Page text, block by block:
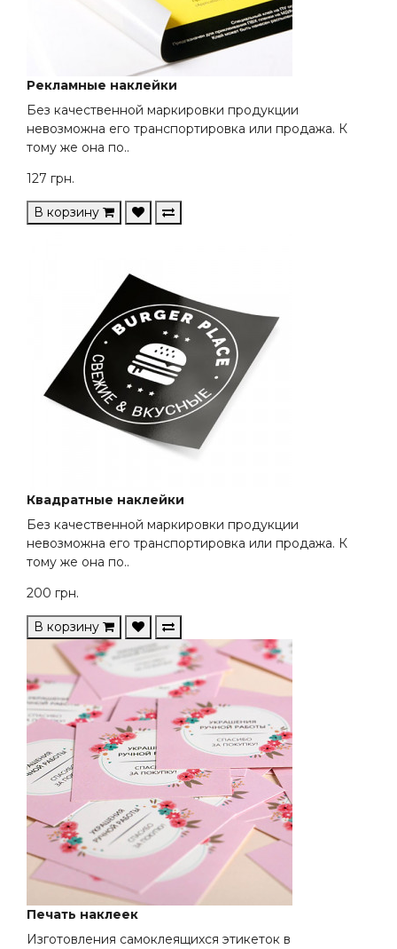
Рекламные наклейки
Без качественной маркировки продукции
невозможна его транспортировка или продажа. К
тому же она по..
127 грн.
В корзину
Квадратные наклейки
Без качественной маркировки продукции
невозможна его транспортировка или продажа. К
тому же она по..
200 грн.
В корзину
Печать наклеек
Изготовления самоклеящихся этикеток в